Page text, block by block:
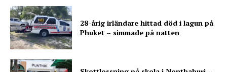
28-årig irländare hittad död i lagun på
Phuket – simmade på natten